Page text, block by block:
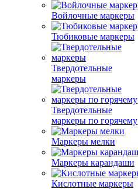
Войлочные маркеры
Тюбиковые маркеры
Твердотельные
маркеры
Твердотельные
маркеры по горячему
Маркеры мелки
Маркеры карандаши
Кислотные маркеры